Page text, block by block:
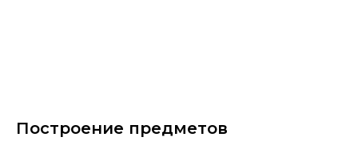
Построение предметов